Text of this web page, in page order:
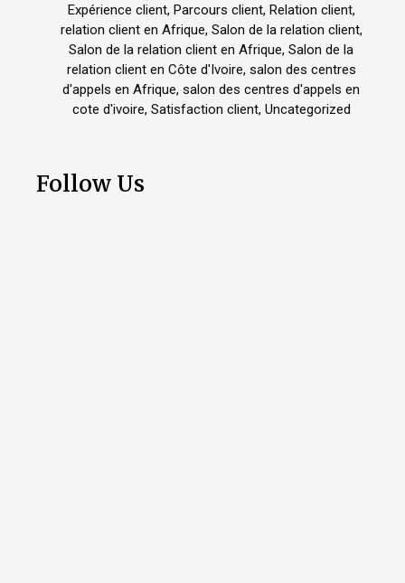
Expérience client, Parcours client, Relation client,
relation client en Afrique, Salon de la relation client,
Salon de la relation client en Afrique, Salon de la
relation client en Côte d'Ivoire, salon des centres
d'appels en Afrique, salon des centres d'appels en
cote d'ivoire, Satisfaction client, Uncategorized
Follow Us